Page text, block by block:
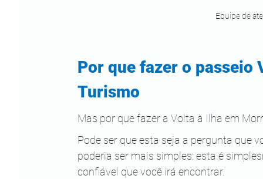
Equipe de
Por que fazer o passeio
Turismo
Mas por que fazer a Volta à Ilha em
Pode ser que esta seja a pergunta que
poderia ser mais simples: esta é
confiável que você irá encontrar.